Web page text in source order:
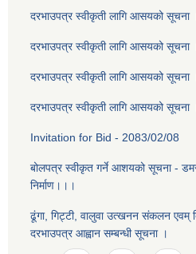
दरभाउपत्र स्वीकृती लागि आसयको सूचना
दरभाउपत्र स्वीकृती लागि आसयको सूचना
दरभाउपत्र स्वीकृती लागि आसयको सूचना
दरभाउपत्र स्वीकृती लागि आसयको सूचना
Invitation for Bid - 2083/02/08
बोलपत्र स्वीकृत गर्ने आशयको सूचना -
निर्माण।।।
ढूंगा, गिट्टी, वालुवा उत्खनन संकलन एवम्
दरभाउपत्र आह्वान सम्बन्धी सूचना ।